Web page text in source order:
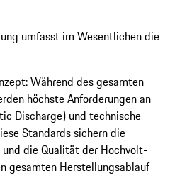
umfasst im Wesentlichen die
Während des gesamten
höchste Anforderungen an
Discharge) und technische
Standards sichern die
die Qualität der Hochvolt-
gesamten Herstellungsablauf